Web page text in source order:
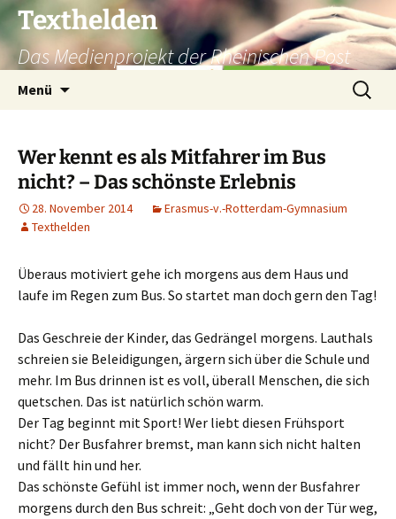
Texthelden
Das Medienprojekt der Rheinischen Post
Menü
Suchen
nach:
Wer kennt es als Mitfahrer im Bus
nicht? – Das schönste Erlebnis
28. November 2014
Erasmus-v.-Rotterdam-Gymnasium
Texthelden
Überaus motiviert gehe ich morgens aus dem Haus und
laufe im Regen zum Bus. So startet man doch gern den Tag!
Das Geschreie der Kinder, das Gedrängel morgens. Lauthals
schreien sie Beleidigungen, ärgern sich über die Schule und
mehr. Im Bus drinnen ist es voll, überall Menschen, die sich
quetschen. Das ist natürlich schön warm.
Der Tag beginnt mit Sport! Wer liebt diesen Frühsport
nicht? Der Busfahrer bremst, man kann sich nicht halten
und fällt hin und her.
Das schönste Gefühl ist immer noch, wenn der Busfahrer
morgens durch den Bus schreit: „Geht doch von der Tür weg,